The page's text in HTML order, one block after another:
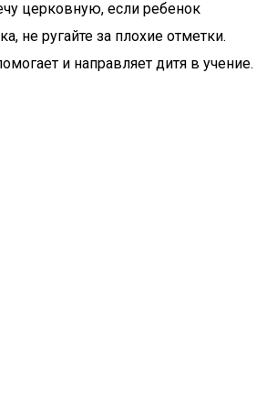
церковную, если ребенок
не ругайте за плохие отметки.
и направляет дитя в учение.